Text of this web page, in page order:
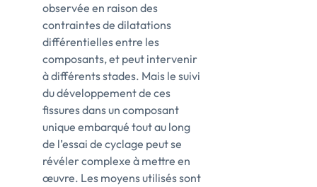
observée en raison des
contraintes de dilatations
différentielles entre les
composants, et peut intervenir
à différents stades. Mais le suivi
du développement de ces
fissures dans un composant
unique embarqué tout au long
de l’essai de cyclage peut se
révéler complexe à mettre en
œuvre. Les moyens utilisés sont